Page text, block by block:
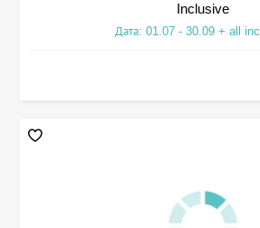
Inclusive
Дата: 01.07 - 30.09 + all